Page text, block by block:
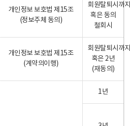
개인정보 보호법 제15조
(정보주체 동의)
회원탈퇴시까
혹은 동의
철회시
개인정보 보호법 제15조
(계약의이행)
회원탈퇴시까
혹은 2년
(재동의)
1년